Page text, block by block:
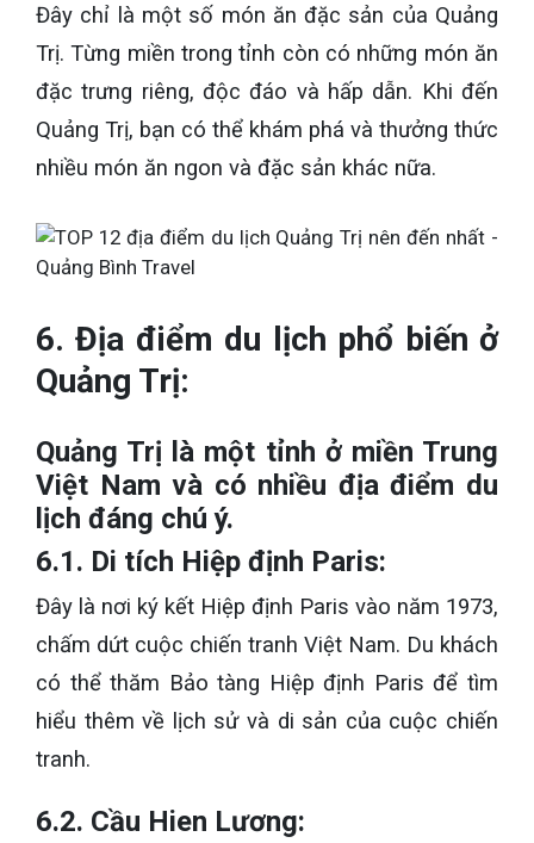
Đây chỉ là một số món ăn đặc sản của Quảng
Trị. Từng miền trong tỉnh còn có những món ăn
đặc trưng riêng, độc đáo và hấp dẫn. Khi đến
Quảng Trị, bạn có thể khám phá và thưởng thức
nhiều món ăn ngon và đặc sản khác nữa.
6. Địa điểm du lịch phổ biến ở
Quảng Trị:
Quảng Trị là một tỉnh ở miền Trung
Việt Nam và có nhiều địa điểm du
lịch đáng chú ý.
6.1. Di tích Hiệp định Paris:
Đây là nơi ký kết Hiệp định Paris vào năm 1973,
chấm dứt cuộc chiến tranh Việt Nam. Du khách
có thể thăm Bảo tàng Hiệp định Paris để tìm
hiểu thêm về lịch sử và di sản của cuộc chiến
tranh.
6.2. Cầu Hien Lương: